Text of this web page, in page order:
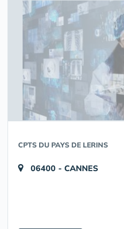
CPTS DU PAYS DE LERINS
06400 - CANNES